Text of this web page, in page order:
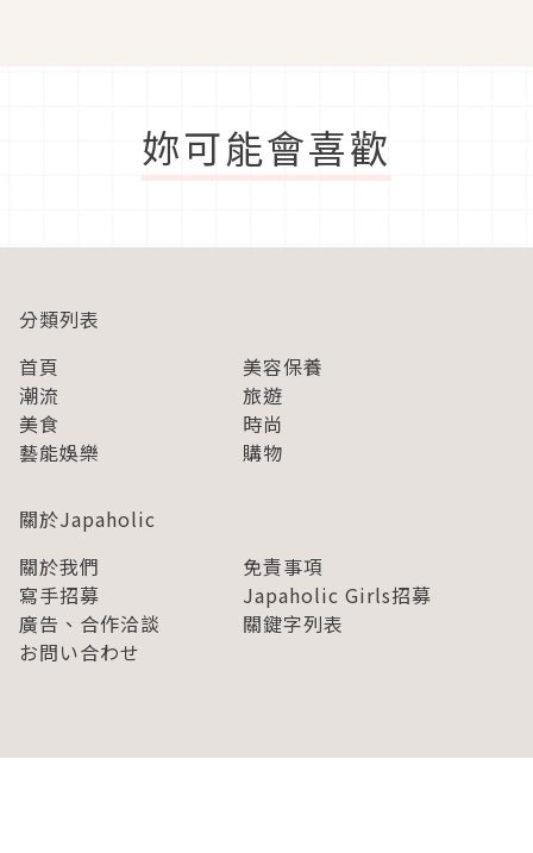
妳可能會喜歡
分類列表
首頁
美容保養
潮流
旅遊
美食
時尚
藝能娛樂
購物
關於Japaholic
關於我們
免責事項
寫手招募
Japaholic Girls招募
廣告、合作洽談
關鍵字列表
お問い合わせ